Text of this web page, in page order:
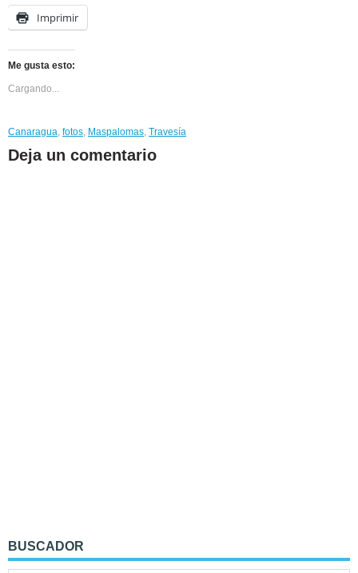
Imprimir
Me gusta esto:
Cargando...
Canaragua, fotos, Maspalomas, Travesía
Deja un comentario
BUSCADOR